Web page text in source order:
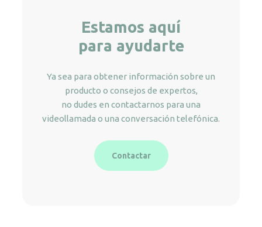
Estamos aquí
para ayudarte
Ya sea para obtener información sobre un
producto o consejos de expertos,
no dudes en contactarnos para una
videollamada o una conversación telefónica.
Contactar